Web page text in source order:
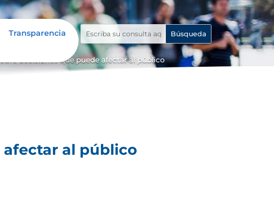
Transparencia
decisiones que puede afectar al público
al público